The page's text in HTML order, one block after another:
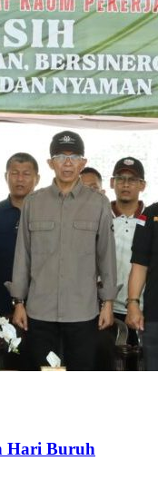
Hari Buruh